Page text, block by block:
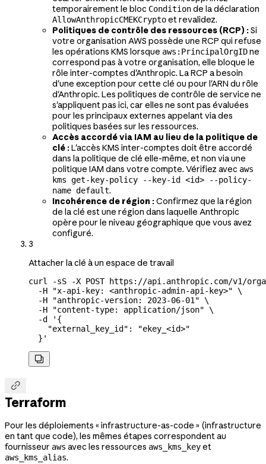
temporairement le bloc Conditionde la déclaration
AllowAnthropicCMEKCryptoet revalidez.
Politiques de contrôle des ressources (RCP) :Si
votre organisation AWS possède une RCP qui refuse
les opérations KMS lorsque aws:PrincipalOrgIDne
correspond pas à votre organisation, elle bloque le
rôle inter-comptes d'Anthropic. La RCP a besoin
d'une exception pour cette clé ou pour l'ARN du rôle
d'Anthropic. Les politiques de contrôle de service ne
s'appliquent pas ici, car elles ne sont pas évaluées
pour les principaux externes appelant via des
politiques basées sur les ressources.
Accès accordé via IAM au lieu de la politique de
clé :L'accès KMS inter-comptes doit être accordé
dans la politique de clé elle-même, et non via une
politique IAM dans votre compte. Vérifiez avec aws
kms get-key-policy --key-id <id> --policy-
name default.
Incohérence de région :Confirmez que la région
de la clé est une région dans laquelle Anthropic
opère pour le niveau géographique que vous avez
configuré.
3
Attacher la clé à un espace de travail
curl -sS -X POST https://api.anthropic.com/v1/
  -H
"x-api-key: <anthropic-admin-api-key>" \
  -H
"anthropic-version: 2023-06-01" \
  -H
"content-type: application/json" \
  -d
'{
    "external_key_id": "ekey_<id>"
  }'


Terraform
Pour les déploiements « infrastructure-as-code » (infrastructure
en tant que code), les mêmes étapes correspondent au
fournisseur aws avec les ressources aws_kms_keyet
aws_kms_alias.